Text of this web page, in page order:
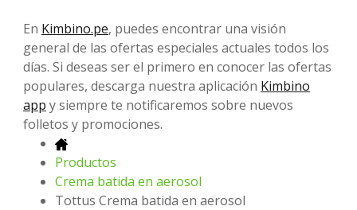
En Kimbino.pe, puedes encontrar una visión
general de las ofertas especiales actuales todos los
días. Si deseas ser el primero en conocer las ofertas
populares, descarga nuestra aplicación Kimbino
app y siempre te notificaremos sobre nuevos
folletos y promociones.
Productos
Crema batida en aerosol
Tottus Crema batida en aerosol